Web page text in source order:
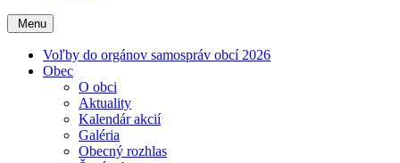
Menu
Voľby do orgánov samospráv obcí 2026
Obec
O obci
Aktuality
Kalendár akcií
Galéria
Obecný rozhlas